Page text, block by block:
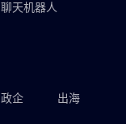
聊天机器人
政企 出海